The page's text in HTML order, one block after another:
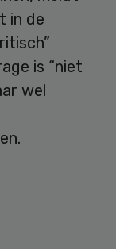
in de
is “niet
wel